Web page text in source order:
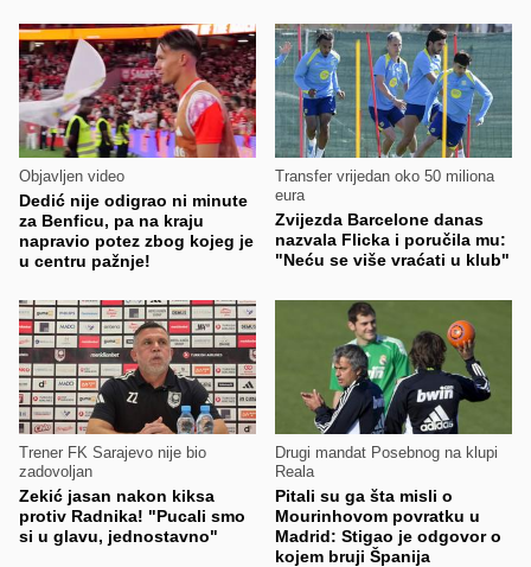
Objavljen video
Dedić nije odigrao ni minute
za Benficu, pa na kraju
napravio potez zbog kojeg je
u centru pažnje!
Transfer vrijedan oko 50 miliona
eura
Zvijezda Barcelone danas
nazvala Flicka i poručila mu:
"Neću se više vraćati u klub"
Trener FK Sarajevo nije bio
zadovoljan
Zekić jasan nakon kiksa
protiv Radnika! "Pucali smo
si u glavu, jednostavno"
Drugi mandat Posebnog na klupi
Reala
Pitali su ga šta misli o
Mourinhovom povratku u
Madrid: Stigao je odgovor o
kojem bruji Španija